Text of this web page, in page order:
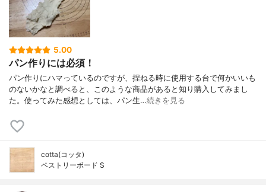
5.00
パン作りには必須！
パン作りにハマっているのですが、捏ねる時に使用する台で何かいいも
のないかなと調べると、このような商品があると知り購入してみまし
た。使ってみた感想としては、パン生…続きを見る
cotta(コッタ)
ペストリーボード S